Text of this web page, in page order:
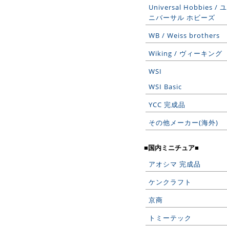
Universal Hobbies / ユ
ニバーサル ホビーズ
WB / Weiss brothers
Wiking / ヴィーキング
WSI
WSI Basic
YCC 完成品
その他メーカー(海外)
■国内ミニチュア■
アオシマ 完成品
ケンクラフト
京商
トミーテック